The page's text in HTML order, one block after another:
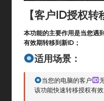
【客户ID授权转
本功能的主要作用是当您遇
有效期转移到新ID；
适用场景：
当您的电脑的客户
该功能快速转移授权有